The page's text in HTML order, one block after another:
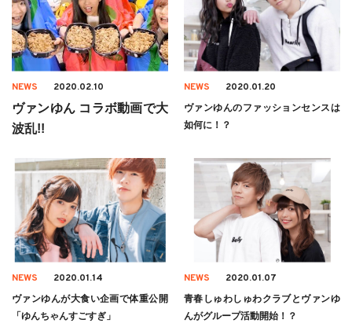
NEWS 2020.02.10
ヴァンゆん コラボ動画で大
波乱!!
NEWS 2020.01.20
ヴァンゆんのファッションセンスは
如何に！？
NEWS 2020.01.14
ヴァンゆんが大食い企画で体重公開
「ゆんちゃんすごすぎ」
NEWS 2020.01.07
青春しゅわしゅわクラブとヴァンゆ
んがグループ活動開始！？